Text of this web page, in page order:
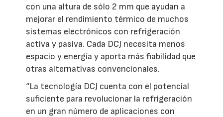
con una altura de sólo 2 mm que ayudan a
mejorar el rendimiento térmico de muchos
sistemas electrónicos con refrigeración
activa y pasiva. Cada DCJ necesita menos
espacio y energía y aporta más fiabilidad que
otras alternativas convencionales.
“La tecnología DCJ cuenta con el potencial
suficiente para revolucionar la refrigeración
en un gran número de aplicaciones con